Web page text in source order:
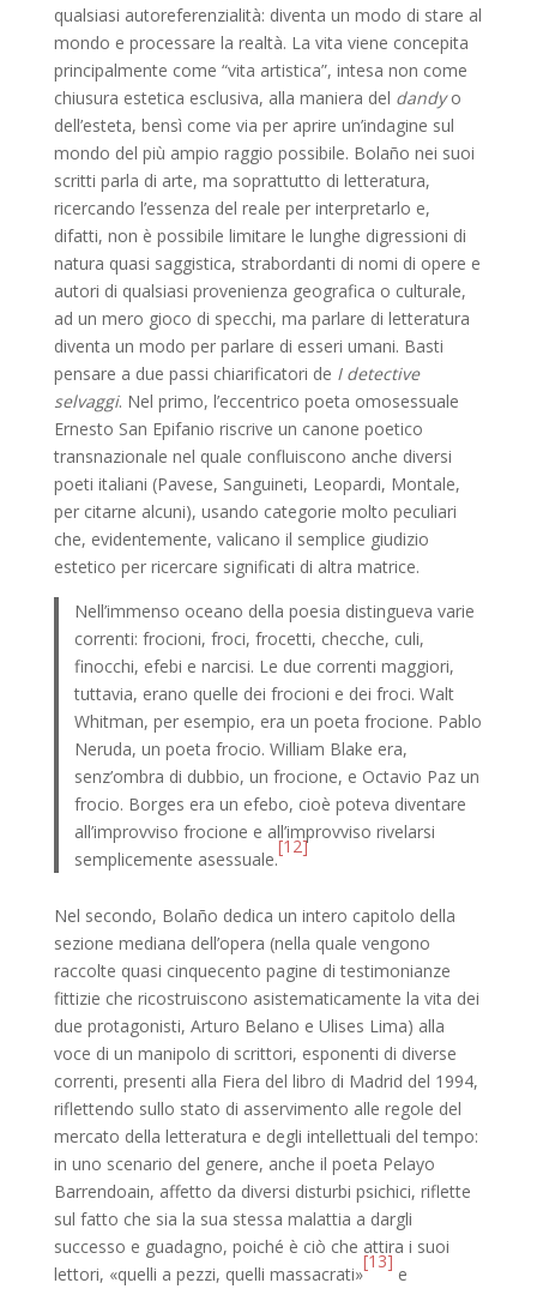
qualsiasi autoreferenzialità: diventa un modo di stare al
mondo e processare la realtà. La vita viene concepita
principalmente come “vita artistica”, intesa non come
chiusura estetica esclusiva, alla maniera del dandyo
dell’esteta, bensì come via per aprire un’indagine sul
mondo del più ampio raggio possibile. Bolaño nei suoi
scritti parla di arte, ma soprattutto di letteratura,
ricercando l’essenza del reale per interpretarlo e,
difatti, non è possibile limitare le lunghe digressioni di
natura quasi saggistica, strabordanti di nomi di opere e
autori di qualsiasi provenienza geografica o culturale,
ad un mero gioco di specchi, ma parlare di letteratura
diventa un modo per parlare di esseri umani. Basti
pensare a due passi chiarificatori de I detective
selvaggi. Nel primo, l’eccentrico poeta omosessuale
Ernesto San Epifanio riscrive un canone poetico
transnazionale nel quale confluiscono anche diversi
poeti italiani (Pavese, Sanguineti, Leopardi, Montale,
per citarne alcuni), usando categorie molto peculiari
che, evidentemente, valicano il semplice giudizio
estetico per ricercare significati di altra matrice.
Nell’immenso oceano della poesia distingueva varie
correnti: frocioni, froci, frocetti, checche, culi,
finocchi, efebi e narcisi. Le due correnti maggiori,
tuttavia, erano quelle dei frocioni e dei froci. Walt
Whitman, per esempio, era un poeta frocione. Pablo
Neruda, un poeta frocio. William Blake era,
senz’ombra di dubbio, un frocione, e Octavio Paz un
frocio. Borges era un efebo, cioè poteva diventare
all’improvviso frocione e all’improvviso rivelarsi
semplicemente asessuale.
[12]
Nel secondo, Bolaño dedica un intero capitolo della
sezione mediana dell’opera (nella quale vengono
raccolte quasi cinquecento pagine di testimonianze
fittizie che ricostruiscono asistematicamente la vita dei
due protagonisti, Arturo Belano e Ulises Lima) alla
voce di un manipolo di scrittori, esponenti di diverse
correnti, presenti alla Fiera del libro di Madrid del 1994,
riflettendo sullo stato di asservimento alle regole del
mercato della letteratura e degli intellettuali del tempo:
in uno scenario del genere, anche il poeta Pelayo
Barrendoain, affetto da diversi disturbi psichici, riflette
sul fatto che sia la sua stessa malattia a dargli
successo e guadagno, poiché è ciò che attira i suoi
lettori, «quelli a pezzi, quelli massacrati»
[13]
e